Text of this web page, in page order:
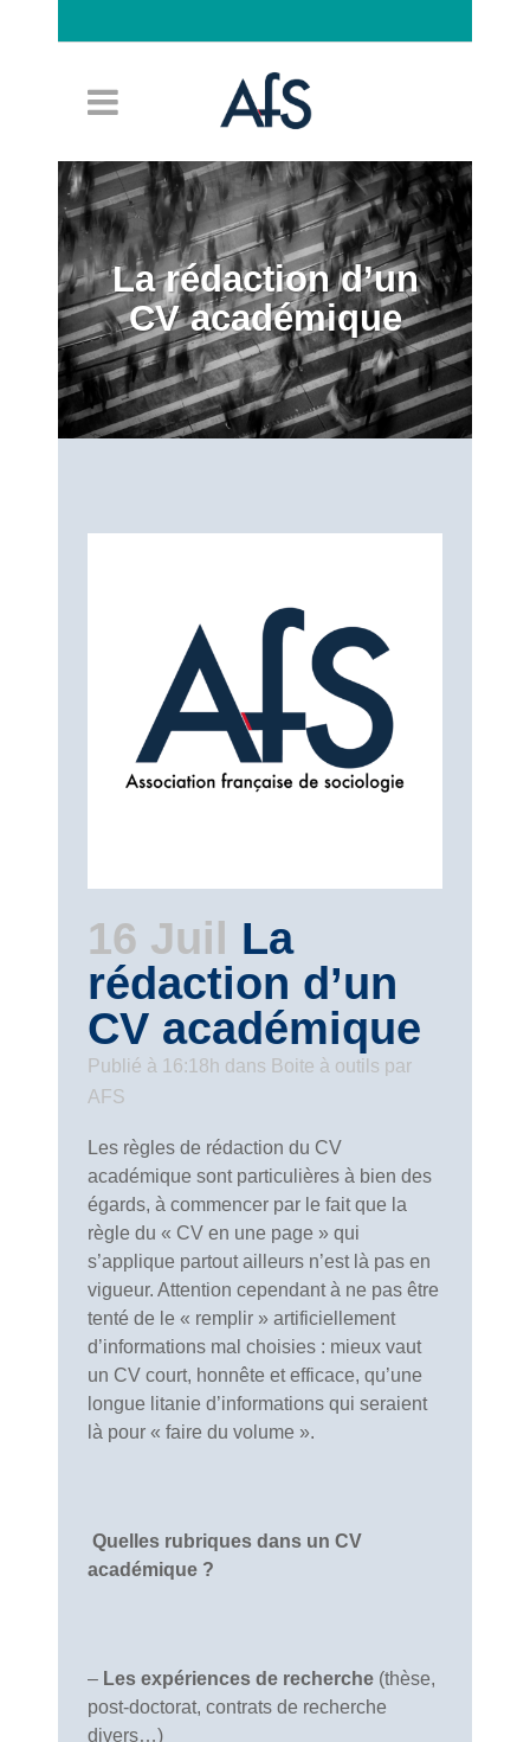
La rédaction d’un
CV académique
16 Juil La
rédaction d’un
CV académique
Publié à 16:18h dans Boite à outils par
AFS
Les règles de rédaction du CV
académique sont particulières à bien des
égards, à commencer par le fait que la
règle du « CV en une page » qui
s’applique partout ailleurs n’est là pas en
vigueur. Attention cependant à ne pas être
tenté de le « remplir » artificiellement
d’informations mal choisies : mieux vaut
un CV court, honnête et efficace, qu’une
longue litanie d’informations qui seraient
là pour « faire du volume ».
Quelles rubriques dans un CV
académique ?
– Les expériences de recherche (thèse,
post-doctorat, contrats de recherche
divers…)